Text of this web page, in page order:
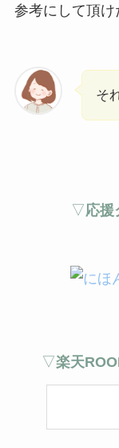
参考にして頂け
そ
▽応援
▽楽天